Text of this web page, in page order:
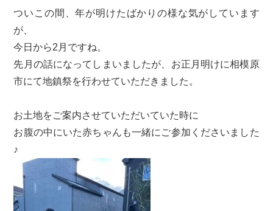
ついこの間、年が明けたばかりの様な気がしています
が、
今日から2月ですね。
先月の話になってしまいましたが、お正月明けに相模原
市にて地鎮祭を行わせていただきました。
お土地をご案内させていただいていた時に
お腹の中にいた赤ちゃんも一緒にご参加くださいました
♪